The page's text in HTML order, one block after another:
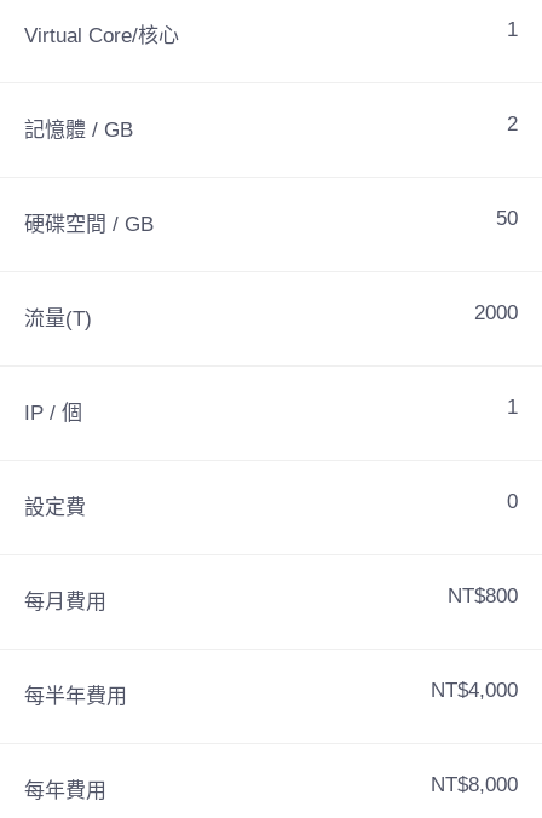
Virtual Core/核心 1
記憶體 / GB 2
硬碟空間 / GB 50
流量(T) 2000
IP / 個 1
設定費 0
每月費用 NT$800
每半年費用 NT$4,000
每年費用 NT$8,000